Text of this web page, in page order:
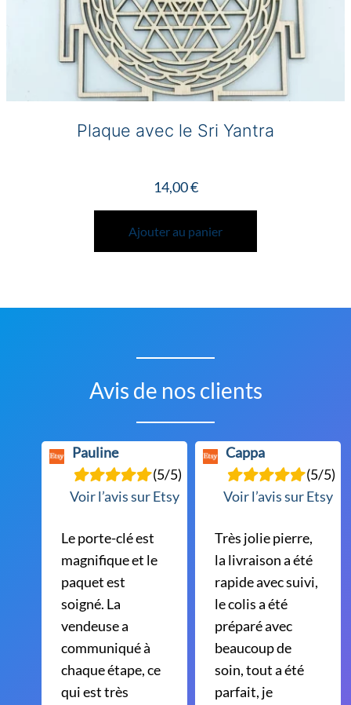
Plaque avec le Sri Yantra
14,00€
Ajouter au panier
Avis de nos clients
Pauline
(5/5)
Voir l’avis sur Etsy
Le porte-clé est
magnifique et le
paquet est
soigné. La
vendeuse a
communiqué à
chaque étape, ce
qui est très
Cappa
(5/5)
Voir l’avis sur Etsy
Très jolie pierre,
la livraison a été
rapide avec suivi,
le colis a été
préparé avec
beaucoup de
soin, tout a été
parfait, je